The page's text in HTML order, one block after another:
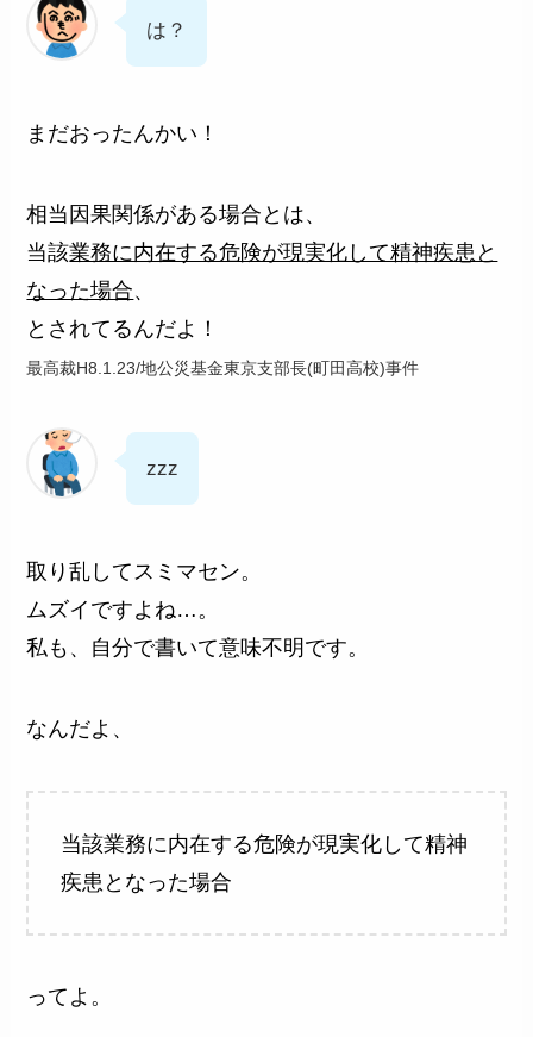
は？
まだおったんかい！
相当因果関係がある場合とは、
当該業務に内在する危険が現実化して精神疾患と
なった場合、
とされてるんだよ！
最高裁H8.1.23/地公災基金東京支部長(町田高校)事件
zzz
取り乱してスミマセン。
ムズイですよね…。
私も、自分で書いて意味不明です。
なんだよ、
当該業務に内在する危険が現実化して精神
疾患となった場合
ってよ。